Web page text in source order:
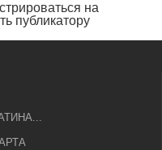
на
публикатору